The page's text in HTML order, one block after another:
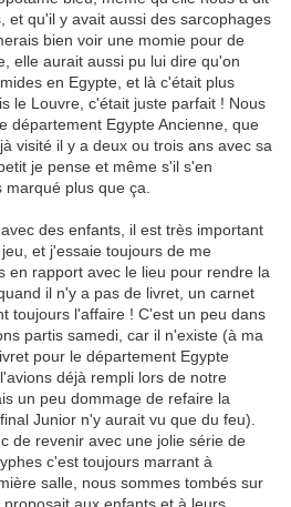
et qu'il y avait aussi des sarcophages
bien voir une momie pour de
elle aurait aussi pu lui dire qu'on
en Egypte, et là c'était plus
le Louvre, c'était juste parfait ! Nous
département Egypte Ancienne, que
visité il y a deux ou trois ans avec sa
je pense et même s'il s'en
plus que ça.
des enfants, il est très important
et j'essaie toujours de me
en rapport avec le lieu pour rendre la
il n'y a pas de livret, un carnet
toujours l'affaire ! C'est un peu dans
partis samedi, car il n'existe (à ma
pour le département Egypte
déjà rempli lors de notre
un peu dommage de refaire la
Junior n'y aurait vu que du feu).
de revenir avec une jolie série de
c'est toujours marrant à
salle, nous sommes tombés sur